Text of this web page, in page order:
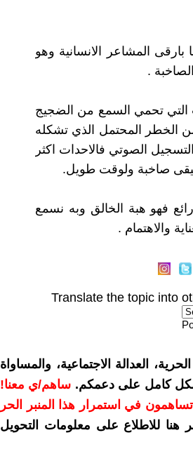
المشاعر الانسانية وهو
.
التي تحمي السمع من الضجيج
من الخطر المحتمل الذي تشكله
الصوتي فالاحدات اكثر
صاخبة ولوقت طويل.
فهو هبة الخالق وبه نسمع
والاهتمام .
Translate the topic into
العدالة الاجتماعية، والمساواة
بشكل كامل على دعمكم. ساهم/ي معنا!
تساهمون في استمرار هذا المنبر الحر
هنا للاطلاع على معلومات التحويل